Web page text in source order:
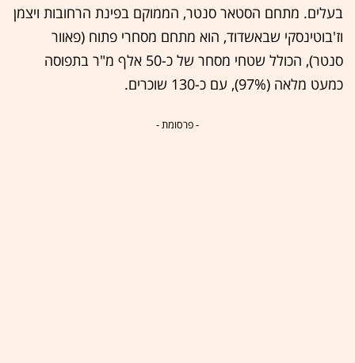
בעלים. מתחם הסטאר סנטר, הממוקם בפינת הרחובות ויצמן
וז'בוטינסקי שבאשדוד, הוא מתחם מסחרי פתוח (פאוור
סנטר), הכולל שטחי מסחר של כ-50 אלף מ"ר בתפוסה
כמעט מלאה (97%), עם כ-130 שוכרים.
- פרסומת -